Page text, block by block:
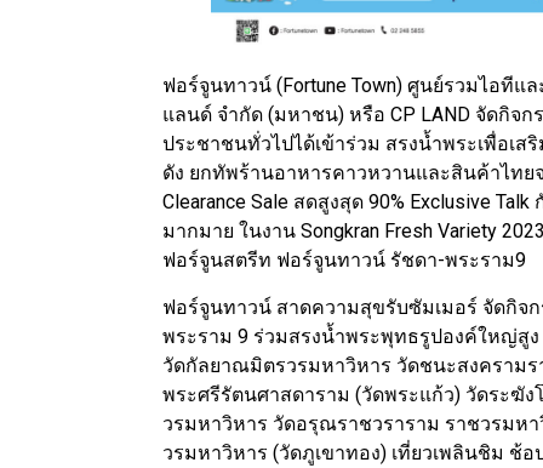
ฟอร์จูนทาวน์ (Fortune Town) ศูนย์รวมไอที
แลนด์ จำกัด (มหาชน) หรือ CP LAND จัดกิจ
ประชาชนทั่วไปได้เข้าร่วม สรงน้ำพระเพื่อเ
ดัง ยกทัพร้านอาหารคาวหวานและสินค้าไท
Clearance Sale สดสูงสุด 90% Exclusive
มากมาย ในงาน Songkran Fresh Variety
ฟอร์จูนสตรีท ฟอร์จูนทาวน์ รัชดา-พระราม9
ฟอร์จูนทาวน์ สาดความสุขรับซัมเมอร์ จัดกิจ
พระราม 9 ร่วมสรงน้ำพระพุทธรูปองค์ใหญ่สูง
วัดกัลยาณมิตรวรมหาวิหาร วัดชนะสงคราม
พระศรีรัตนศาสดาราม (วัดพระแก้ว) วัดระฆั
วรมหาวิหาร วัดอรุณราชวราราม ราชวรมหา
วรมหาวิหาร (วัดภูเขาทอง) เที่ยวเพลินชิม ช้